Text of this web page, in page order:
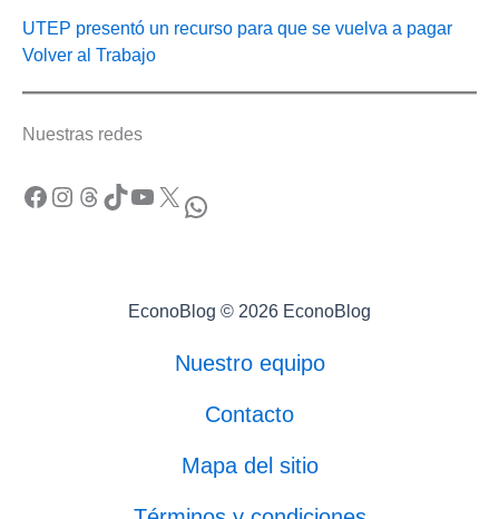
UTEP presentó un recurso para que se vuelva a pagar
Volver al Trabajo
Nuestras redes
Facebook Instagram Threads TikTok YouTube X WhatsApp
EconoBlog © 2026 EconoBlog
Nuestro equipo
Contacto
Mapa del sitio